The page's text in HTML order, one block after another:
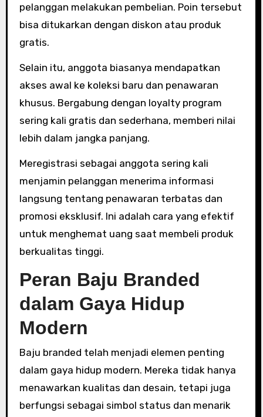
pelanggan melakukan pembelian. Poin tersebut
bisa ditukarkan dengan diskon atau produk
gratis.
Selain itu, anggota biasanya mendapatkan
akses awal ke koleksi baru dan penawaran
khusus. Bergabung dengan loyalty program
sering kali gratis dan sederhana, memberi nilai
lebih dalam jangka panjang.
Meregistrasi sebagai anggota sering kali
menjamin pelanggan menerima informasi
langsung tentang penawaran terbatas dan
promosi eksklusif. Ini adalah cara yang efektif
untuk menghemat uang saat membeli produk
berkualitas tinggi.
Peran Baju Branded
dalam Gaya Hidup
Modern
Baju branded telah menjadi elemen penting
dalam gaya hidup modern. Mereka tidak hanya
menawarkan kualitas dan desain, tetapi juga
berfungsi sebagai simbol status dan menarik